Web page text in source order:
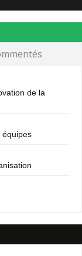
de la
équipes